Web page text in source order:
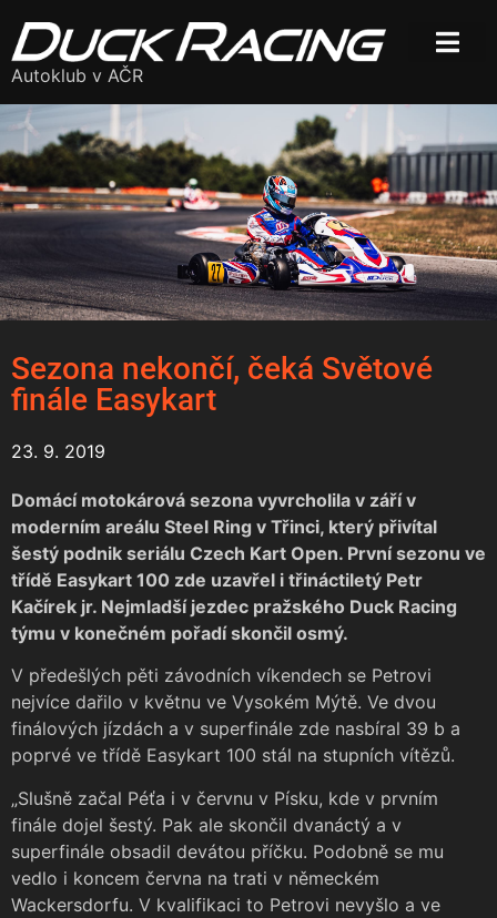
Autoklub v AČR
Sezona nekončí, čeká Světové
finále Easykart
23. 9. 2019
Domácí motokárová sezona vyvrcholila v září v
moderním areálu Steel Ring v Třinci, který přivítal
šestý podnik seriálu Czech Kart Open. První sezonu ve
třídě Easykart 100 zde uzavřel i třináctiletý Petr
Kačírek jr. Nejmladší jezdec pražského Duck Racing
týmu v konečném pořadí skončil osmý.
V předešlých pěti závodních víkendech se Petrovi
nejvíce dařilo v květnu ve Vysokém Mýtě. Ve dvou
finálových jízdách a v superfinále zde nasbíral 39 b a
poprvé ve třídě Easykart 100 stál na stupních vítězů.
„Slušně začal Péťa i v červnu v Písku, kde v prvním
finále dojel šestý. Pak ale skončil dvanáctý a v
superfinále obsadil devátou příčku. Podobně se mu
vedlo i koncem června na trati v německém
Wackersdorfu. V kvalifikaci to Petrovi nevyšlo a ve